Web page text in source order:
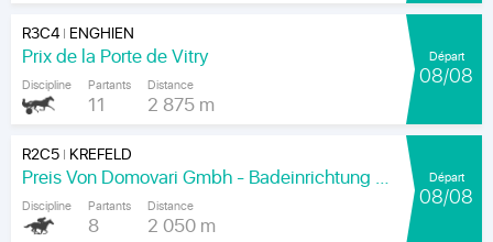
R3C4| ENGHIEN
Prix de la Porte de Vitry
Discipline Partants
11
Distance
2 875 m
Départ
08/08
R2C5| KREFELD
Preis Von Domovari Gmbh - Badeinrichtung Auf Mass
Discipline Partants
8
Distance
2 050 m
Départ
08/08